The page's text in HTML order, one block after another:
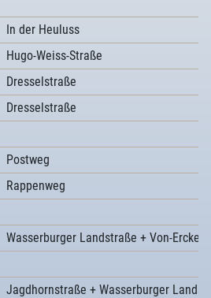
In der Heuluss
Hugo-Weiss-Straße
Dresselstraße
Dresselstraße
Postweg
Rappenweg
Wasserburger Landstraße + Von-
Jagdhornstraße + Wasserburger